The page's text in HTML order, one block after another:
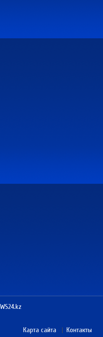
WS24.kz
Карта сайта Контакты